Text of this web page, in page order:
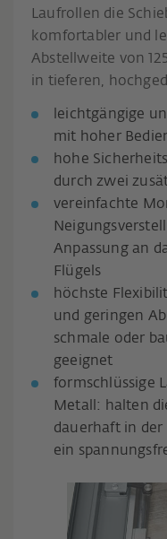
Laufrollen die
komfortabler und
Abstellweite von
in tieferen,
leichtgängige
mit hoher
hohe
durch zwei
vereinfachte
Anpassung an
Flügels
höchste
und geringen
schmale oder
geeignet
formschlüssige
Metall: halten
dauerhaft in der
ein